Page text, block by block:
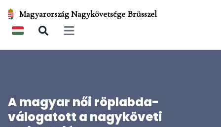
Magyarország Nagykövetsége Brüsszel
Open main menu
A magyar női röplabda-
válogatott a nagyköveti